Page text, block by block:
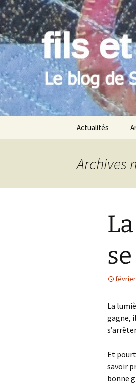
Aller
au
contenu
Le blog de
Actualités
Archives
février
La
gagne,
Et
savoir
bonne